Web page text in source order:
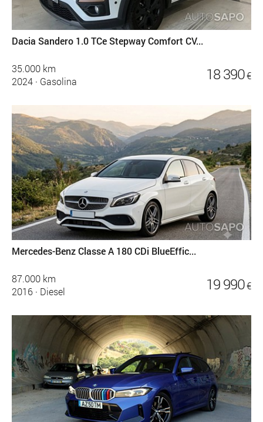
Dacia Sandero 1.0 TCe Stepway Comfort CV...
35.000 km
2024 · Gasolina 18 390 €
Mercedes-Benz Classe A 180 CDi BlueEffic...
87.000 km
2016 · Diesel 19 990 €